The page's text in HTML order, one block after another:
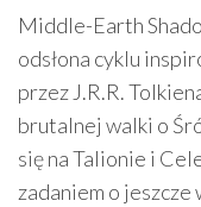
Middle-Earth
odsłona cyklu
przez J.R.R.
brutalnej walki o
się na Talionie i
zadaniem o